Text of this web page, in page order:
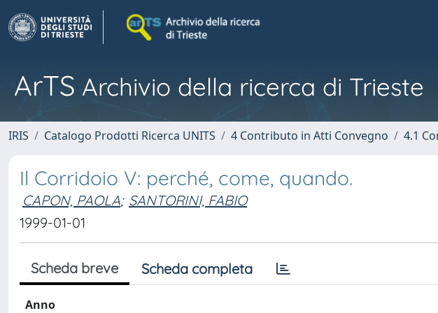
ArTS Archivio della ricerca di Trieste
IRIS Catalogo Prodotti Ricerca UNITS 4 Contributo in Atti Convegno 4.1
Il Corridoio V: perché, come, quando.
CAPON, PAOLA; SANTORINI, FABIO
1999-01-01
Scheda breve Scheda completa
Anno